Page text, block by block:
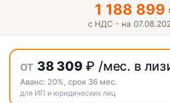
1 188 899
с НДС - на
от 38 309₽ /мес. в
Аванс: 20% , срок 36мес.
для ИП и юридических лиц